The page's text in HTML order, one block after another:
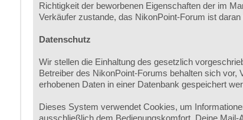
Richtigkeit der beworbenen Eigenschaften der im
Verkäufer zustande, das NikonPoint-Forum ist
Datenschutz
Wir stellen die Einhaltung des gesetzlich
Betreiber des NikonPoint-Forums behalten sich
erhobenen Daten in einer Datenbank gespeichert
Dieses System verwendet Cookies, um
ausschließlich dem Bedienungskomfort. Deine